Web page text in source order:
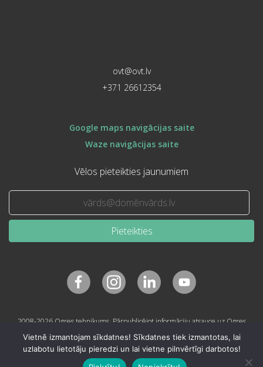
ovt@ovt.lv
+371 26612354
Google maps navigācijas saite
Waze navigācijas saite
Vēlos pieteikties jaunumiem
Pieteikties
2008-2026 Ogres tehnikums. Pārpublicējot informāciju atsauce uz Ogres
Vietnē izmantojam sīkdatnes! Sīkdatnes tiek izmantotas, lai
uzlabotu lietotāju pieredzi un lai vietne pilnvērtīgi darbotos!